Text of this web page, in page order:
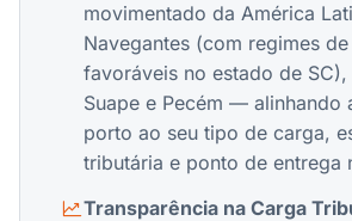
movimentado da América
Navegantes (com regimes de
favoráveis no estado de SC),
Suape e Pecém — alinhando
porto ao seu tipo de carga,
tributária e ponto de entrega
Transparência na Carga